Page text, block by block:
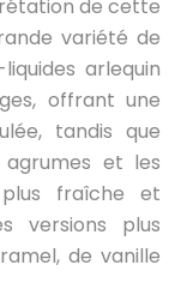
de cette
variété de
arlequin
offrant une
tandis que
et les
fraîche et
versions plus
de vanille